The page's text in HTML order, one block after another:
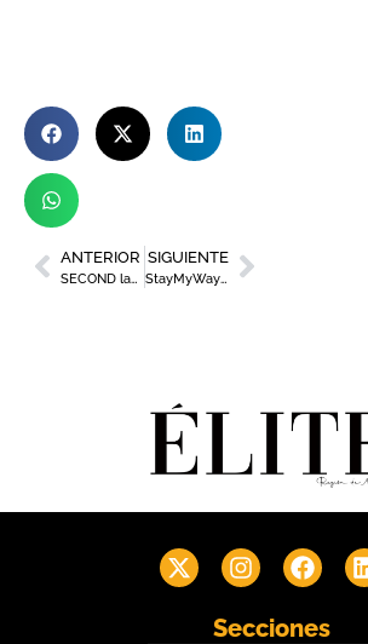
ANTERIOR
SECOND lanza su nuevo sencillo: ‘Tu canción de despedida’
SIGUIENTE
StayMyWay proveerá con ‘llaves digitales’ a los hoteles Accor
Secciones